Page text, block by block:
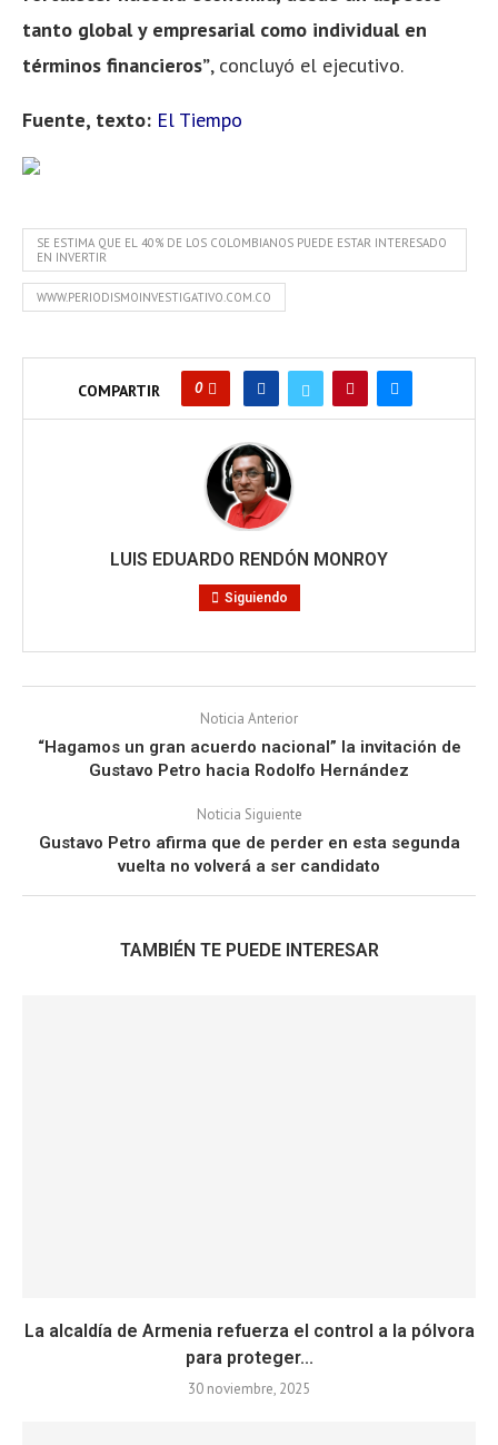
tanto global y empresarial como individual en
términos financieros”, concluyó el ejecutivo.
Fuente, texto: El Tiempo
SE ESTIMA QUE EL 40% DE LOS COLOMBIANOS PUEDE ESTAR INTERESADO
EN INVERTIR
WWW.PERIODISMOINVESTIGATIVO.COM.CO
COMPARTIR 0
LUIS EDUARDO RENDÓN MONROY
Siguiendo
Noticia Anterior
“Hagamos un gran acuerdo nacional” la invitación de
Gustavo Petro hacia Rodolfo Hernández
Noticia Siguiente
Gustavo Petro afirma que de perder en esta segunda
vuelta no volverá a ser candidato
TAMBIÉN TE PUEDE INTERESAR
La alcaldía de Armenia refuerza el control a la pólvora
para proteger...
30 noviembre, 2025